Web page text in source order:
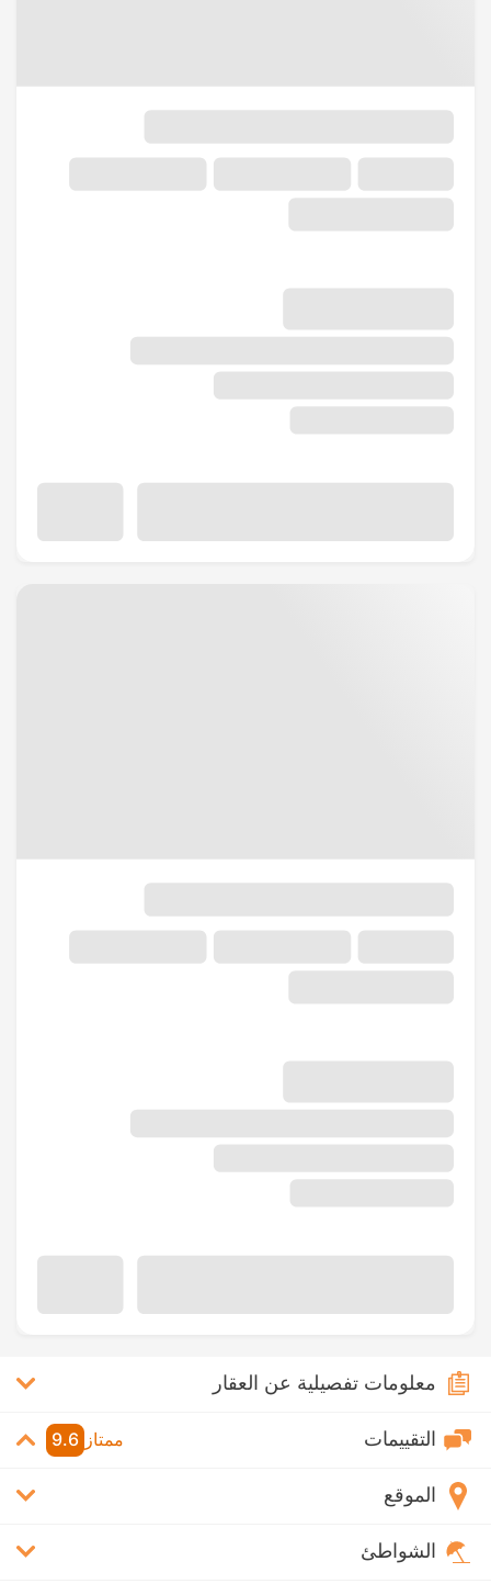
معلومات تفصيلية عن العقار
التقييمات ممتاز 9.6
الموقع
الشواطئ